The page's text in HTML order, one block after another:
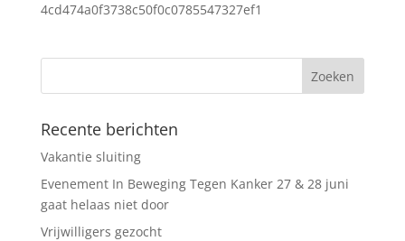
4cd474a0f3738c50f0c0785547327ef1
Recente berichten
Vakantie sluiting
Evenement In Beweging Tegen Kanker 27 & 28 juni
gaat helaas niet door
Vrijwilligers gezocht